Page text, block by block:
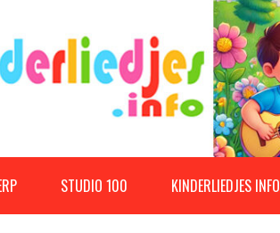
STUDIO 100 KINDERLIEDJES INFO